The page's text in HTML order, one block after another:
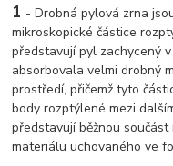
1 -Drobná pylová zrna
mikroskopické částice
představují pyl zachycený
absorbovala velmi drobný
prostředí, přičemž tyto
body rozptýlené mezi
představují běžnou
materiálu uchovaného ve